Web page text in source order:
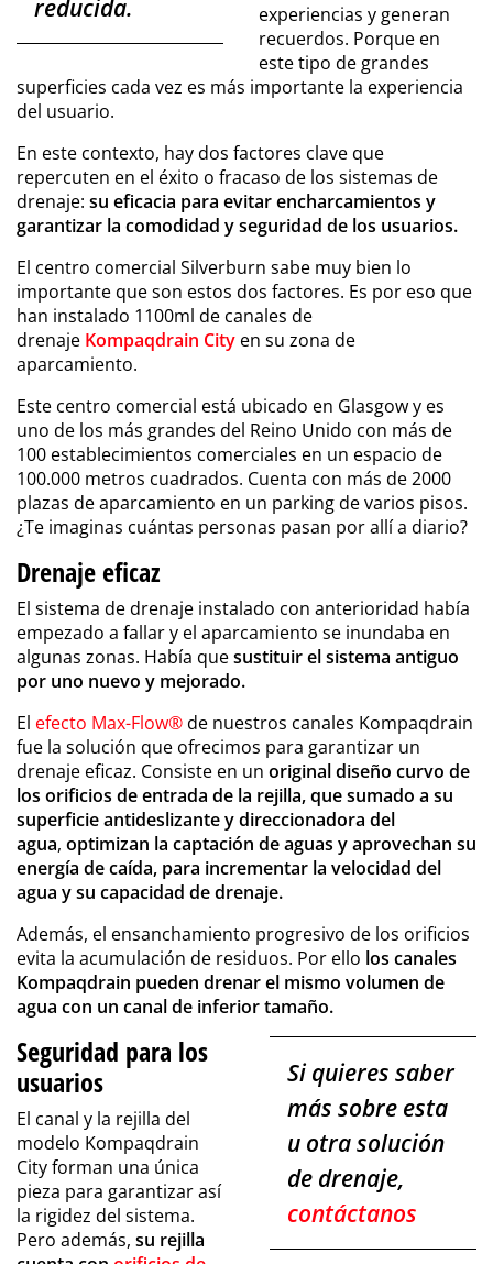
reducida.
experiencias y generan
recuerdos. Porque en
este tipo de grandes
superficies cada vez es más importante la experiencia
del usuario.
En este contexto, hay dos factores clave que
repercuten en el éxito o fracaso de los sistemas de
drenaje: su eficacia para evitar encharcamientos y
garantizar la comodidad y seguridad de los usuarios.
El centro comercial Silverburn sabe muy bien lo
importante que son estos dos factores. Es por eso que
han instalado 1100ml de canales de
drenaje Kompaqdrain City en su zona de
aparcamiento.
Este centro comercial está ubicado en Glasgow y es
uno de los más grandes del Reino Unido con más de
100 establecimientos comerciales en un espacio de
100.000 metros cuadrados. Cuenta con más de 2000
plazas de aparcamiento en un parking de varios pisos.
¿Te imaginas cuántas personas pasan por allí a diario?
Drenaje eficaz
El sistema de drenaje instalado con anterioridad había
empezado a fallar y el aparcamiento se inundaba en
algunas zonas. Había quesustituir el sistema antiguo
por uno nuevo y mejorado.
El efecto Max-Flow®de nuestros canales Kompaqdrain
fue la solución que ofrecimos para garantizar un
drenaje eficaz. Consiste en un original diseño curvo de
los orificios de entrada de la rejilla, que sumado a su
superficie antideslizante y direccionadora del
agua, optimizan la captación de aguas y aprovechan su
energía de caída, para incrementar la velocidad del
agua y su capacidad de drenaje.
Además, el ensanchamiento progresivo de los orificios
evita la acumulación de residuos. Por ello los canales
Kompaqdrain pueden drenar el mismo volumen de
agua con un canal de inferior tamaño.
Si quieres saber
más sobre esta
u otra solución
de drenaje,
contáctanos
Seguridad para los
usuarios
El canal y la rejilla del
modelo Kompaqdrain
City forman una única
pieza para garantizar así
la rigidez del sistema.
Pero además, su rejilla